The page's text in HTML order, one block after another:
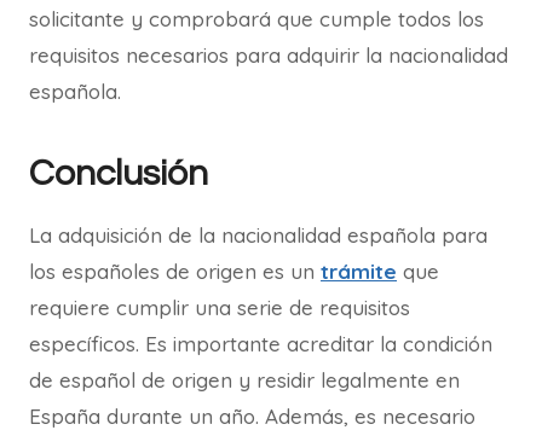
solicitante y comprobará que cumple todos los
requisitos necesarios para adquirir la nacionalidad
española.
Conclusión
La adquisición de la nacionalidad española para
los españoles de origen es un trámite que
requiere cumplir una serie de requisitos
específicos. Es importante acreditar la condición
de español de origen y residir legalmente en
España durante un año. Además, es necesario